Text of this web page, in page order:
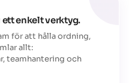
enkelt verktyg.
för att hålla ordning,
allt:
teamhantering och